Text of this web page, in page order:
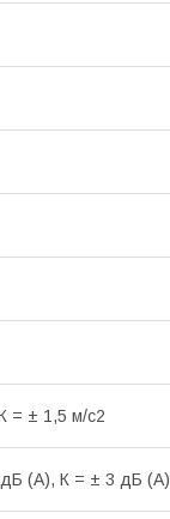
= ± 1,5 м/с2
дБ (А), К = ± 3 дБ (А)